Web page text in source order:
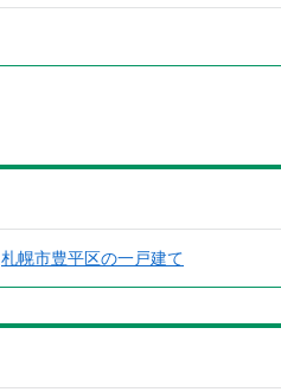
札幌市豊平区の一戸建て